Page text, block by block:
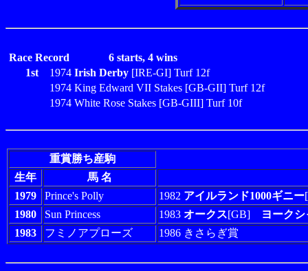
Race Record
6 starts, 4 wins
1st
1974 Irish Derby [IRE-GI] Turf 12f
1974 King Edward VII Stakes [GB-GII] Turf 12f
1974 White Rose Stakes [GB-GIII] Turf 10f
重賞勝ち産駒
生年
馬 名
1979
Prince's Polly 1982 アイルランド1000ギニー
1980
Sun Princess 1983 オークス[GB]
ヨーク
1983
フミノアプローズ 1986 きさらぎ賞